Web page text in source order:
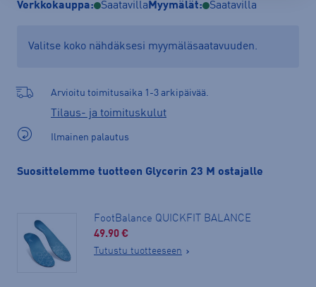
Verkkokauppa: Saatavilla Myymälät: Saatavilla
Valitse koko nähdäksesi myymäläsaatavuuden.
Arvioitu toimitusaika 1-3 arkipäivää.
Tilaus- ja toimituskulut
Ilmainen palautus
Suosittelemme tuotteen Glycerin 23 M ostajalle
FootBalance QUICKFIT BALANCE
49.90 €
Tutustu tuotteeseen